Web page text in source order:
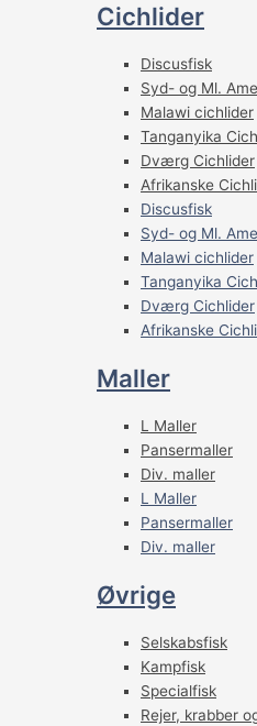
Cichlider
Discusfisk
Syd- og Ml.
Malawi cichlider
Tanganyika
Dværg Cichlider
Afrikanske
Discusfisk
Syd- og Ml.
Malawi cichlider
Tanganyika
Dværg Cichlider
Afrikanske
Maller
L Maller
Pansermaller
Div. maller
L Maller
Pansermaller
Div. maller
Øvrige
Selskabsfisk
Kampfisk
Specialfisk
Rejer, krabber